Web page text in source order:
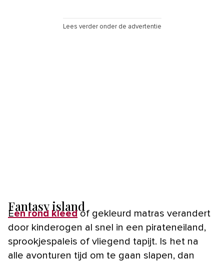
Lees verder onder de advertentie
Fantasy island
Een rond kleedof gekleurd matras verandert
door kinderogen al snel in een pirateneiland,
sprookjespaleis of vliegend tapijt. Is het na
alle avonturen tijd om te gaan slapen, dan